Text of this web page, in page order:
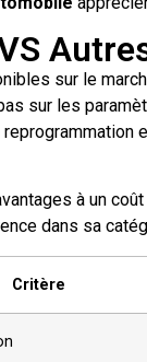
sur le
sur les
à un
dans sa
Critère